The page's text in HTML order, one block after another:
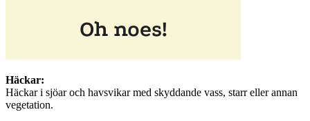
Häckar:
Häckar i sjöar och havsvikar med skyddande vass, starr eller annan
vegetation.